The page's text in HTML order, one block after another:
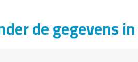
de gegevens